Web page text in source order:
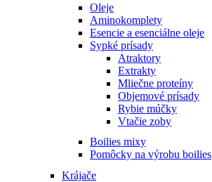
Oleje
Aminokomplety
Esencie a esenciálne oleje
Sypké prísady
Atraktory
Extrakty
Mliečne proteíny
Objemové prísady
Rybie múčky
Vtačie zoby
Boilies mixy
Pomôcky na výrobu boilies
Krájače